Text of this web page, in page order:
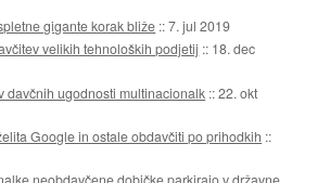
gigante korak bliže ::7. jul 2019
velikih tehnoloških podjetij :: 18. dec
davčnih ugodnosti multinacionalk ::22. okt
Google in ostale obdavčiti po prihodkih ::